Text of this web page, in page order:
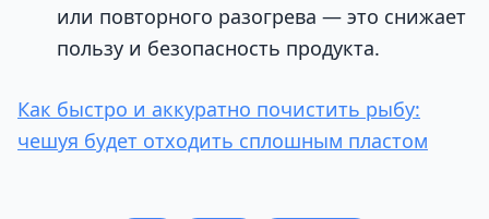
или повторного разогрева — это снижает
пользу и безопасность продукта.
Как быстро и аккуратно почистить рыбу:
чешуя будет отходить сплошным пластом